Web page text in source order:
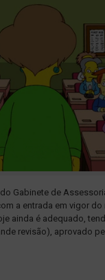
Gabinete de
a entrada em vigor
ainda é adequado,
revisão), aprovado